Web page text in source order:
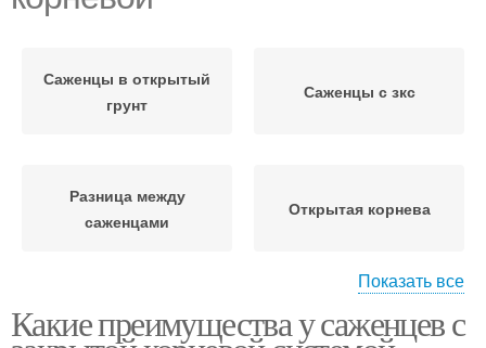
Саженцы в открытый
грунт
Саженцы с зкс
Разница между
саженцами
Открытая корнева
Саженец в контейнере
корневой
Показать все
Какие преимущества у саженцев с